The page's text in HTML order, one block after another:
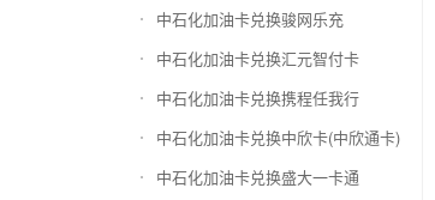
中石化加油卡兑换骏网乐充
中石化加油卡兑换汇元智付卡
中石化加油卡兑换携程任我行
中石化加油卡兑换中欣卡(中欣通卡)
中石化加油卡兑换盛大一卡通